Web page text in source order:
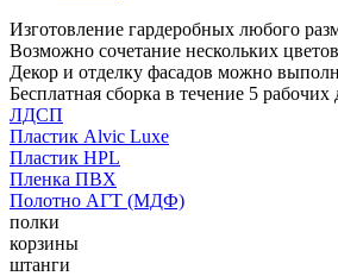
Изготовление гардеробных любого
Возможно сочетание нескольких
Декор и отделку фасадов можно
Бесплатная сборка в течение 5 рабочих
ЛДСП
Пластик Alvic Luxe
Пластик HPL
Пленка ПВХ
Полотно АГТ (МДФ)
полки
корзины
штанги